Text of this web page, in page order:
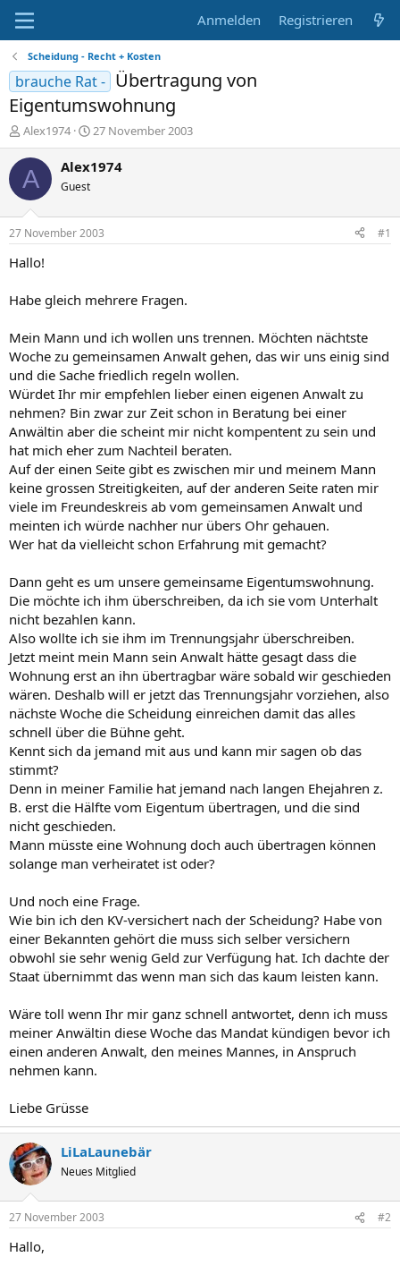
Anmelden Registrieren
Scheidung - Recht + Kosten
brauche Rat - Übertragung von
Eigentumswohnung
E
r
s
t
e
r
Alex1974
E
r
s
l
t
27 November 2003
A Alex1974
Guest
27 November 2003 #1
Hallo!
Habe gleich mehrere Fragen.
Mein Mann und ich wollen uns trennen. Möchten nächtste
Woche zu gemeinsamen Anwalt gehen, das wir uns einig sind
und die Sache friedlich regeln wollen.
Würdet Ihr mir empfehlen lieber einen eigenen Anwalt zu
nehmen? Bin zwar zur Zeit schon in Beratung bei einer
Anwältin aber die scheint mir nicht kompentent zu sein und
hat mich eher zum Nachteil beraten.
Auf der einen Seite gibt es zwischen mir und meinem Mann
keine grossen Streitigkeiten, auf der anderen Seite raten mir
viele im Freundeskreis ab vom gemeinsamen Anwalt und
meinten ich würde nachher nur übers Ohr gehauen.
Wer hat da vielleicht schon Erfahrung mit gemacht?
Dann geht es um unsere gemeinsame Eigentumswohnung.
Die möchte ich ihm überschreiben, da ich sie vom Unterhalt
nicht bezahlen kann.
Also wollte ich sie ihm im Trennungsjahr überschreiben.
Jetzt meint mein Mann sein Anwalt hätte gesagt dass die
Wohnung erst an ihn übertragbar wäre sobald wir geschieden
wären. Deshalb will er jetzt das Trennungsjahr vorziehen, also
nächste Woche die Scheidung einreichen damit das alles
schnell über die Bühne geht.
Kennt sich da jemand mit aus und kann mir sagen ob das
stimmt?
Denn in meiner Familie hat jemand nach langen Ehejahren z.
B. erst die Hälfte vom Eigentum übertragen, und die sind
nicht geschieden.
Mann müsste eine Wohnung doch auch übertragen können
solange man verheiratet ist oder?
Und noch eine Frage.
Wie bin ich den KV-versichert nach der Scheidung? Habe von
einer Bekannten gehört die muss sich selber versichern
obwohl sie sehr wenig Geld zur Verfügung hat. Ich dachte der
Staat übernimmt das wenn man sich das kaum leisten kann.
Wäre toll wenn Ihr mir ganz schnell antwortet, denn ich muss
meiner Anwältin diese Woche das Mandat kündigen bevor ich
einen anderen Anwalt, den meines Mannes, in Anspruch
nehmen kann.
Liebe Grüsse
LiLaLaunebär
Neues Mitglied
27 November 2003 #2
Hallo,